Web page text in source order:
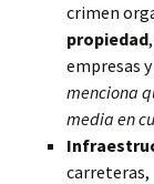
crimen
propiedad
empresas
menciona
media en
carreteras,